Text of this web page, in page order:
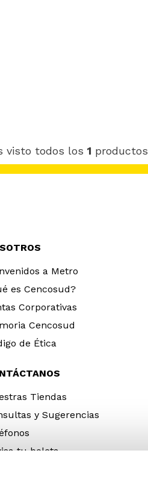
visto todos los1 productos
a Metro
es Cencosud?
Corporativas
Cencosud
de Ética
Tiendas
y Sugerencias
tu boleta